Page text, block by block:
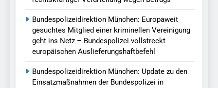
Bundespolizeidirektion München: Europaweit
gesuchtes Mitglied einer kriminellen Vereinigung
geht ins Netz – Bundespolizei vollstreckt
europäischen Auslieferungshaftbefehl
Bundespolizeidirektion München: Update zu den
Einsatzmaßnahmen der Bundespolizei in